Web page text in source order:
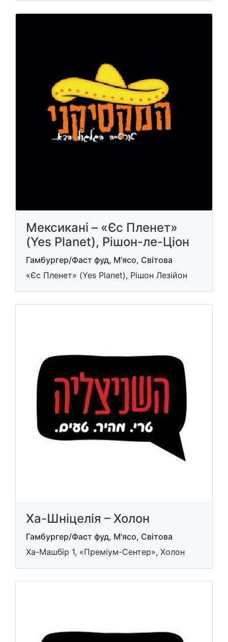
Мексикані – «Єс Пленет»
(Yes Planet), Рішон-ле-Ціон
Гамбургер/Фаст фуд, М'ясо, Світова
«Єс Пленет» (Yes Planet), Рішон Лезійон
Ха-Шніцелія – Холон
Гамбургер/Фаст фуд, М'ясо, Світова
Ха-Машбір 1, «Преміум-Сентер», Холон